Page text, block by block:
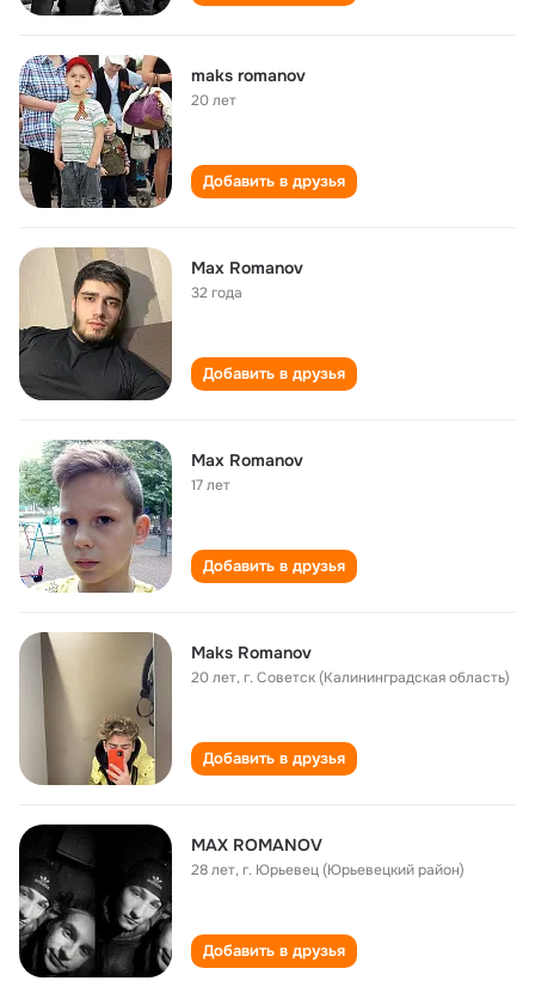
maks romanov
20 лет
Добавить в друзья
Max Romanov
32 года
Добавить в друзья
Max Romanov
17 лет
Добавить в друзья
Maks Romanov
20 лет,г. Советск (Калининградская область)
Добавить в друзья
MAX ROMANOV
28 лет,г. Юрьевец (Юрьевецкий район)
Добавить в друзья